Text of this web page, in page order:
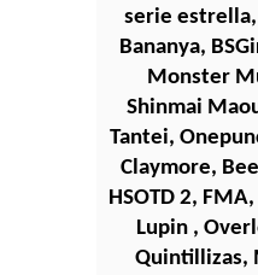
serie estrella,
Bananya,
Monster
Shinmai
Tantei,
Claymore,
HSOTD 2,
Lupin ,
Quintillizas,